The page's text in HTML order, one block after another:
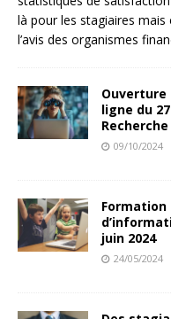
là pour les stagiaires
l’avis des organismes
Ouverture
ligne du
09/10/2024
juin 2024
24/05/2024